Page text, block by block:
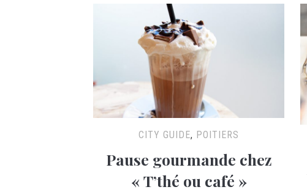
CITY GUIDE, POITIERS
Pause gourmande chez
« T’thé ou café »